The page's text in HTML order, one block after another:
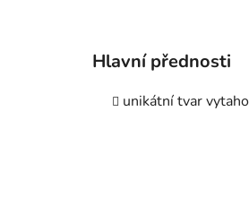
Hlavní přednosti
unikátní tvar